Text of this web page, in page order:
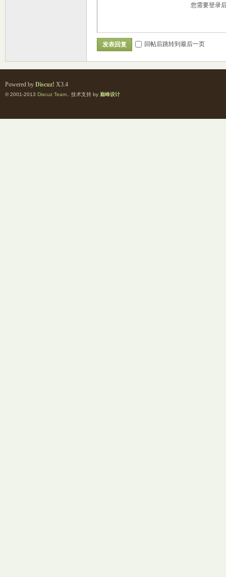
您需要登录
发表回复 回帖后跳转到最后一页
Powered by Discuz! X3.4
© 2001-2013 Discuz Team. . 技术支持 by 巅峰设计